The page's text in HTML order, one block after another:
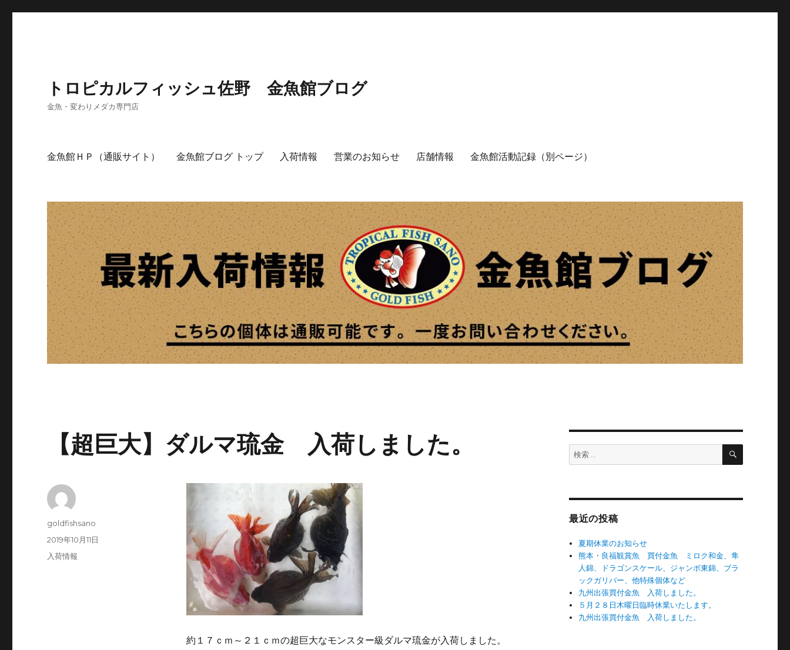
トロピカルフィッシュ佐野 金魚館ブログ
金魚・変わりメダカ専門店
金魚館ＨＰ（通販サイト） 金魚館ブログ トップ 入荷情報 営業のお知らせ 店舗情報 金魚館活動記録（別ページ）
【超巨大】ダルマ琉金 入荷しました。
約１７ｃｍ～２１ｃｍの超巨大なモンスター級ダルマ琉金が入荷しました。
投
goldfishsano
投
稿
2019年10月11日
カ
入荷情報
検
索:
検
最近の投稿
夏期休業のお知らせ
熊本・良福観賞魚 買付金魚 ミロク和金、隼
人錦、ドラゴンスケール、ジャンボ東錦、ブラ
ックガリバー、他特殊個体など
九州出張買付金魚 入荷しました。
５月２８日木曜日臨時休業いたします。
九州出張買付金魚 入荷しました。